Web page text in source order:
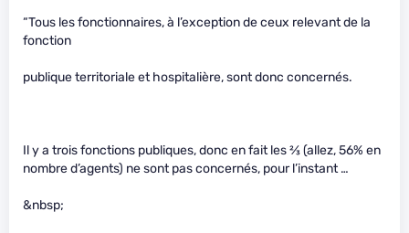
“Tous les fonctionnaires, à l’exception de ceux relevant de la
fonction
publique territoriale et hospitalière, sont donc concernés.
Il y a trois fonctions publiques, donc en fait les2⁄3(allez, 56% en
nombre d’agents) ne sont pas concernés, pour l’instant …
&nbsp;